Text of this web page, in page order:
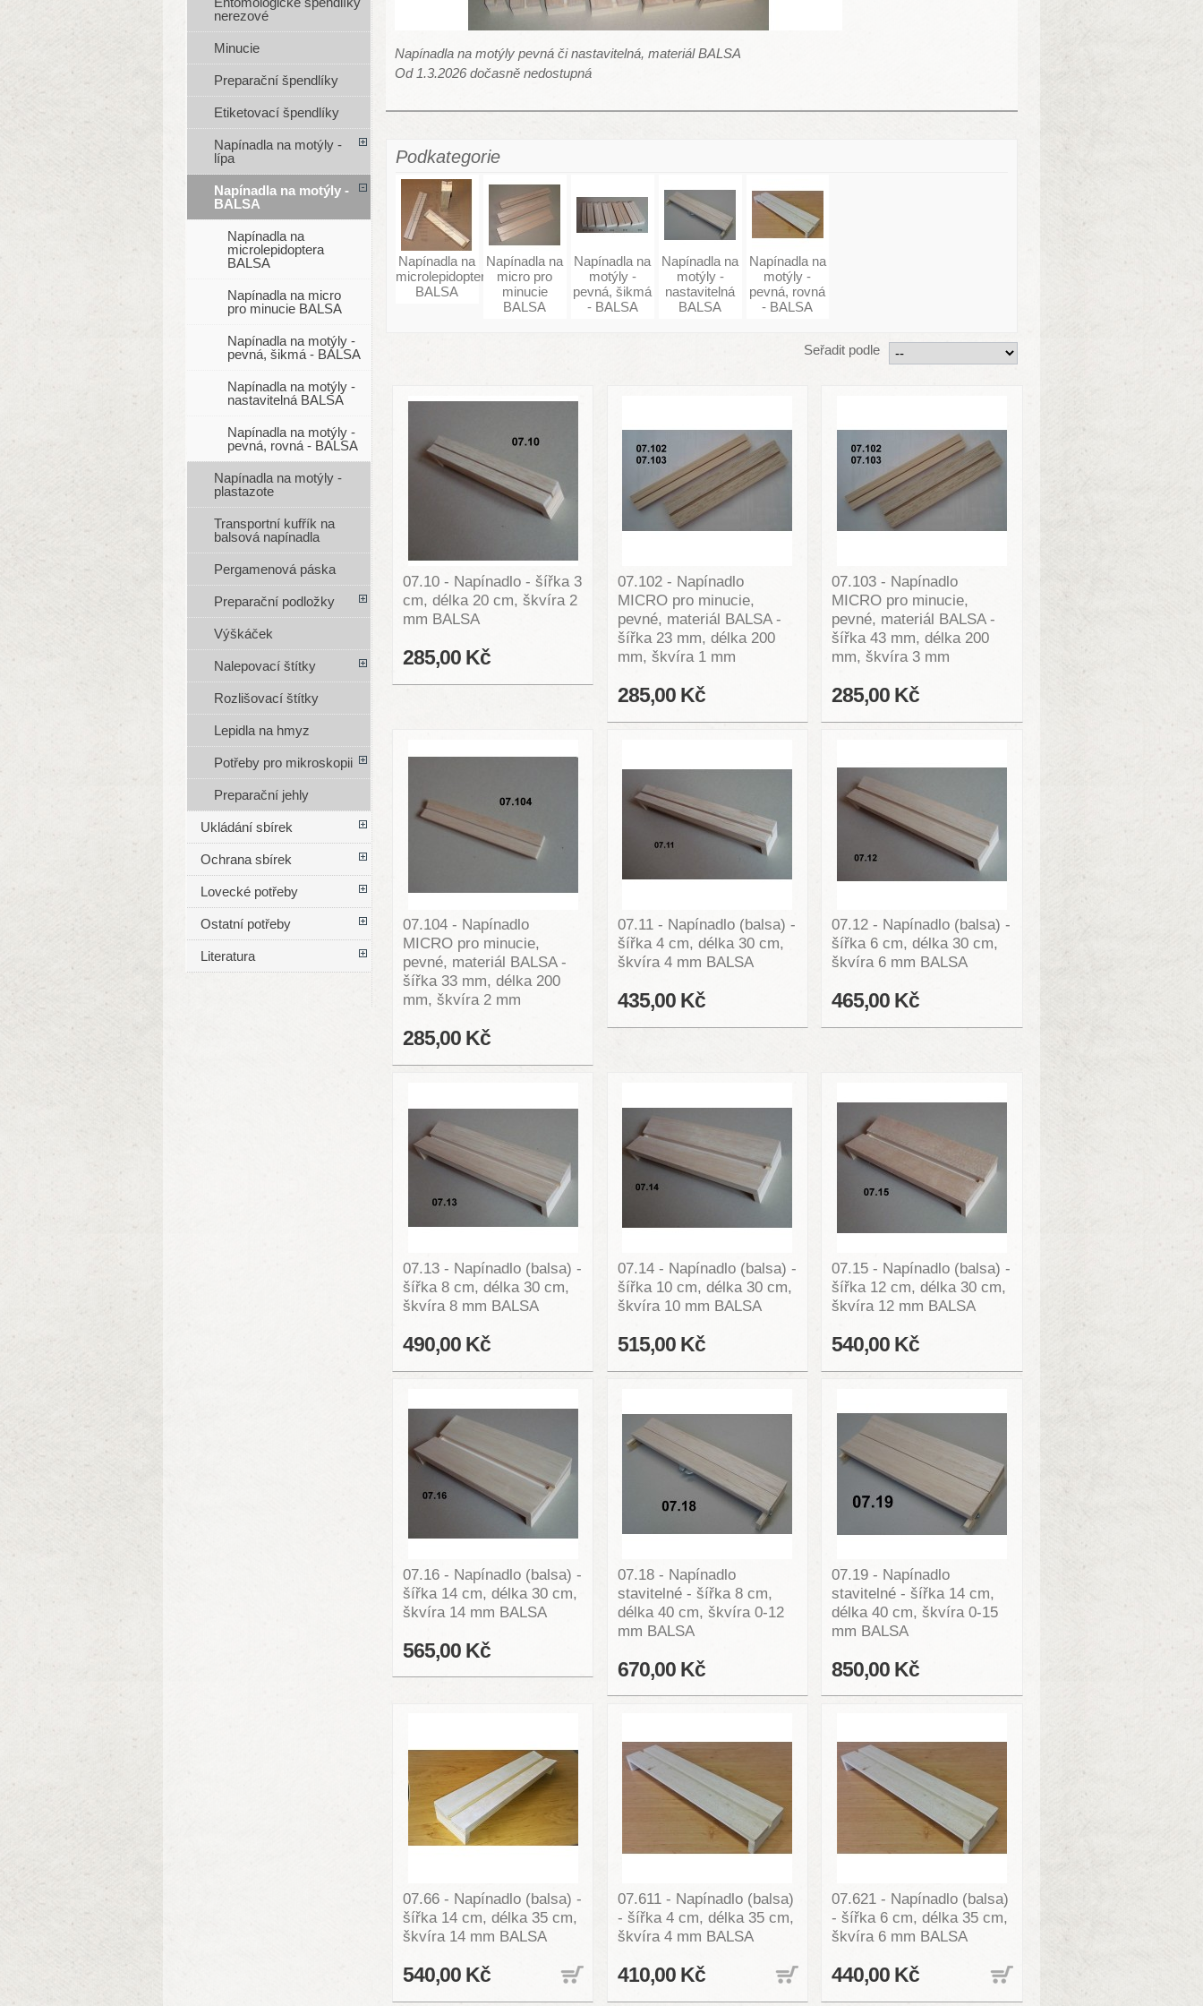
Napínadla na motýly pevná či nastavitelná, materiál BALSA
Od 1.3.2026 dočasně nedostupná
Podkategorie
Napínadla na
microlepidoptera
BALSA
Napínadla na
micro pro
minucie
BALSA
Napínadla na
motýly -
pevná, šikmá
- BALSA
Napínadla na
motýly -
nastavitelná
BALSA
Napínadla na
motýly -
pevná, rovná
- BALSA
Seřadit podle
07.10 - Napínadlo - šířka 3
cm, délka 20 cm, škvíra 2
mm BALSA
285,00 Kč
07.102 - Napínadlo
MICRO pro minucie,
pevné, materiál BALSA -
šířka 23 mm, délka 200
mm, škvíra 1 mm
285,00 Kč
07.103 - Napínadlo
MICRO pro minucie,
pevné, materiál BALSA -
šířka 43 mm, délka 200
mm, škvíra 3 mm
285,00 Kč
07.104 - Napínadlo
MICRO pro minucie,
pevné, materiál BALSA -
šířka 33 mm, délka 200
mm, škvíra 2 mm
285,00 Kč
07.11 - Napínadlo (balsa) -
šířka 4 cm, délka 30 cm,
škvíra 4 mm BALSA
435,00 Kč
07.12 - Napínadlo (balsa) -
šířka 6 cm, délka 30 cm,
škvíra 6 mm BALSA
465,00 Kč
07.13 - Napínadlo (balsa) -
šířka 8 cm, délka 30 cm,
škvíra 8 mm BALSA
490,00 Kč
07.14 - Napínadlo (balsa) -
šířka 10 cm, délka 30 cm,
škvíra 10 mm BALSA
515,00 Kč
07.15 - Napínadlo (balsa) -
šířka 12 cm, délka 30 cm,
škvíra 12 mm BALSA
540,00 Kč
07.16 - Napínadlo (balsa) -
šířka 14 cm, délka 30 cm,
škvíra 14 mm BALSA
565,00 Kč
07.18 - Napínadlo
stavitelné - šířka 8 cm,
délka 40 cm, škvíra 0-12
mm BALSA
670,00 Kč
07.19 - Napínadlo
stavitelné - šířka 14 cm,
délka 40 cm, škvíra 0-15
mm BALSA
850,00 Kč
07.66 - Napínadlo (balsa) -
šířka 14 cm, délka 35 cm,
škvíra 14 mm BALSA
540,00 Kč
07.611 - Napínadlo (balsa)
- šířka 4 cm, délka 35 cm,
škvíra 4 mm BALSA
410,00 Kč
07.621 - Napínadlo (balsa)
- šířka 6 cm, délka 35 cm,
škvíra 6 mm BALSA
440,00 Kč
nerezové
Minucie
Preparační špendlíky
Etiketovací špendlíky
Napínadla na motýly -
lípa
Napínadla na motýly -
BALSA
Napínadla na
microlepidoptera
BALSA
Napínadla na micro
pro minucie BALSA
Napínadla na motýly -
pevná, šikmá - BALSA
Napínadla na motýly -
nastavitelná BALSA
Napínadla na motýly -
pevná, rovná - BALSA
Napínadla na motýly -
plastazote
Transportní kufřík na
balsová napínadla
Pergamenová páska
Preparační podložky
Výškáček
Nalepovací štítky
Rozlišovací štítky
Lepidla na hmyz
Potřeby pro mikroskopii
Preparační jehly
Ukládání sbírek
Ochrana sbírek
Lovecké potřeby
Ostatní potřeby
Literatura